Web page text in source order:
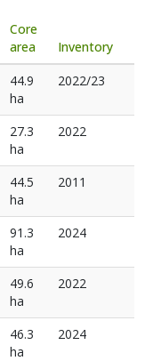
Core
area
Inventory
44.9
ha
2022/23
27.3
ha
2022
44.5
ha
2011
91.3
ha
2024
49.6
ha
2022
46.3
ha
2024